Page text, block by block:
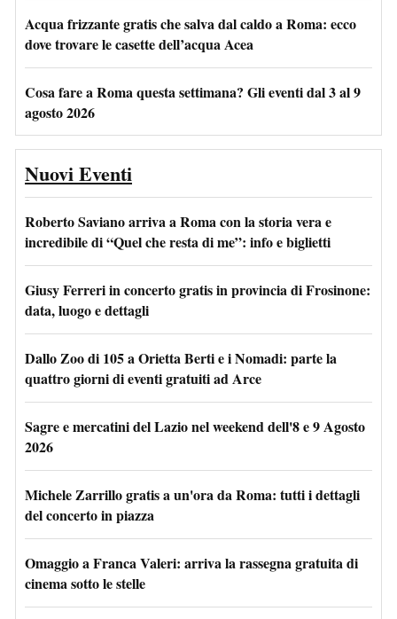
Acqua frizzante gratis che salva dal caldo a Roma: ecco
dove trovare le casette dell’acqua Acea
Cosa fare a Roma questa settimana? Gli eventi dal 3 al 9
agosto 2026
Nuovi Eventi
Roberto Saviano arriva a Roma con la storia vera e
incredibile di “Quel che resta di me”: info e biglietti
Giusy Ferreri in concerto gratis in provincia di Frosinone:
data, luogo e dettagli
Dallo Zoo di 105 a Orietta Berti e i Nomadi: parte la
quattro giorni di eventi gratuiti ad Arce
Sagre e mercatini del Lazio nel weekend dell'8 e 9 Agosto
2026
Michele Zarrillo gratis a un'ora da Roma: tutti i dettagli
del concerto in piazza
Omaggio a Franca Valeri: arriva la rassegna gratuita di
cinema sotto le stelle